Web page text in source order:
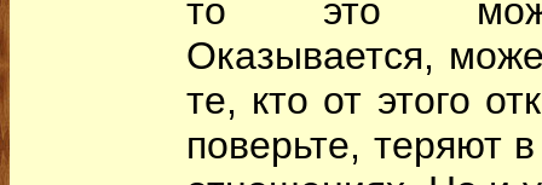
то это
Оказывается,
те, кто от этого
поверьте, теряют